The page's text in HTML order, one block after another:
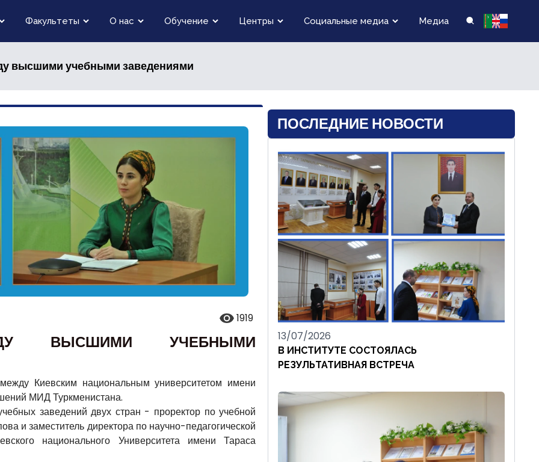
Факультеты О нас Обучение Центры Социальные медиа Медиа
высшими учебными заведениями
1919
ВЫСШИМИ УЧЕБНЫМИ
Киевским национальным университетом имени
МИД Туркменистана.
заведений двух стран - проректор по учебной
и заместитель директора по научно-педагогической
национального Университета имени Тараса
ПОСЛЕДНИЕ НОВОСТИ
13/07/2026
В ИНСТИТУТЕ СОСТОЯЛАСЬ
РЕЗУЛЬТАТИВНАЯ ВСТРЕЧА